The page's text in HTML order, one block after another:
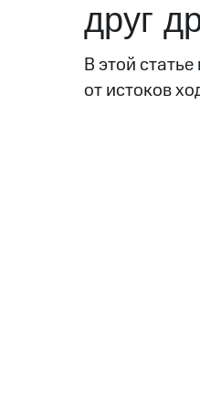
друг
В этой статье
от истоков